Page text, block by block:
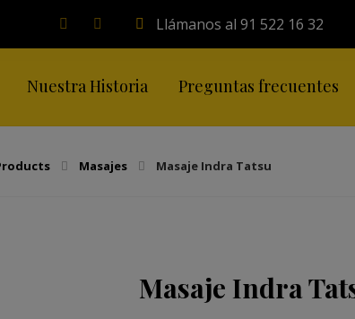
Llámanos al 91 522 16 32
Nuestra Historia Preguntas frecuentes
Masajes Masaje Indra Tatsu
Masaje Indra